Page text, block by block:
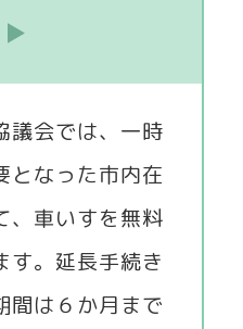
議会では、一時
となった市内在
、車いすを無料
す。延長手続き
間は６か月まで